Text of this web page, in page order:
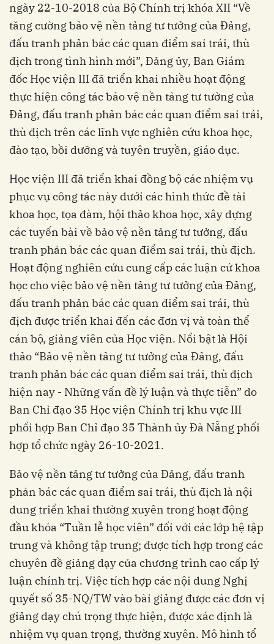
ngày 22-10-2018 của Bộ Chính trị khóa XII “Về
tăng cường bảo vệ nền tảng tư tưởng của Ðảng,
đấu tranh phản bác các quan điểm sai trái, thù
địch trong tình hình mới”, Đảng ủy, Ban Giám
đốc Học viện III đã triển khai nhiều hoạt động
thực hiện công tác bảo vệ nền tảng tư tưởng của
Ðảng, đấu tranh phản bác các quan điểm sai trái,
thù địch trên các lĩnh vực nghiên cứu khoa học,
đào tạo, bồi dưỡng và tuyên truyền, giáo dục.
Học viện III đã triển khai đồng bộ các nhiệm vụ
phục vụ công tác này dưới các hình thức đề tài
khoa học, tọa đàm, hội thảo khoa học, xây dựng
các tuyến bài về bảo vệ nền tảng tư tưởng, đấu
tranh phản bác các quan điểm sai trái, thù địch.
Hoạt động nghiên cứu cung cấp các luận cứ khoa
học cho việc bảo vệ nền tảng tư tưởng của Đảng,
đấu tranh phản bác các quan điểm sai trái, thù
địch được triển khai đến các đơn vị và toàn thể
cán bộ, giảng viên của Học viện. Nổi bật là Hội
thảo “Bảo vệ nền tảng tư tưởng của Đảng, đấu
tranh phản bác các quan điểm sai trái, thù địch
hiện nay - Những vấn đề lý luận và thực tiễn” do
Ban Chỉ đạo 35 Học viện Chính trị khu vực III
phối hợp Ban Chỉ đạo 35 Thành ủy Đà Nẵng phối
hợp tổ chức ngày 26-10-2021.
Bảo vệ nền tảng tư tưởng của Đảng, đấu tranh
phản bác các quan điểm sai trái, thù địch là nội
dung triển khai thường xuyên trong hoạt động
đầu khóa “Tuần lễ học viên” đối với các lớp hệ tập
trung và không tập trung; được tích hợp trong các
chuyên đề giảng dạy của chương trình cao cấp lý
luận chính trị. Việc tích hợp các nội dung Nghị
quyết số 35-NQ/TW vào bài giảng được các đơn vị
giảng dạy chú trọng thực hiện, được xác định là
nhiệm vụ quan trọng, thường xuyên. Mô hình tổ